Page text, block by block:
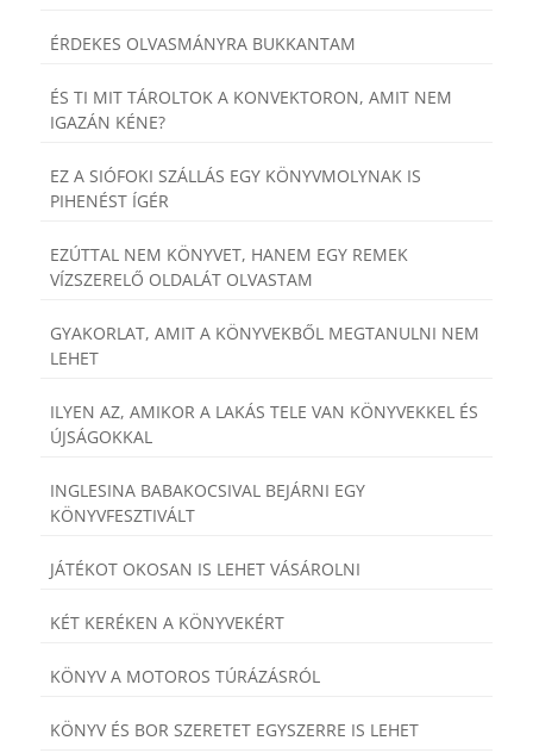
ÉRDEKES OLVASMÁNYRA BUKKANTAM
ÉS TI MIT TÁROLTOK A KONVEKTORON, AMIT NEM
IGAZÁN KÉNE?
EZ A SIÓFOKI SZÁLLÁS EGY KÖNYVMOLYNAK IS
PIHENÉST ÍGÉR
EZÚTTAL NEM KÖNYVET, HANEM EGY REMEK
VÍZSZERELŐ OLDALÁT OLVASTAM
GYAKORLAT, AMIT A KÖNYVEKBŐL MEGTANULNI NEM
LEHET
ILYEN AZ, AMIKOR A LAKÁS TELE VAN KÖNYVEKKEL ÉS
ÚJSÁGOKKAL
INGLESINA BABAKOCSIVAL BEJÁRNI EGY
KÖNYVFESZTIVÁLT
JÁTÉKOT OKOSAN IS LEHET VÁSÁROLNI
KÉT KERÉKEN A KÖNYVEKÉRT
KÖNYV A MOTOROS TÚRÁZÁSRÓL
KÖNYV ÉS BOR SZERETET EGYSZERRE IS LEHET